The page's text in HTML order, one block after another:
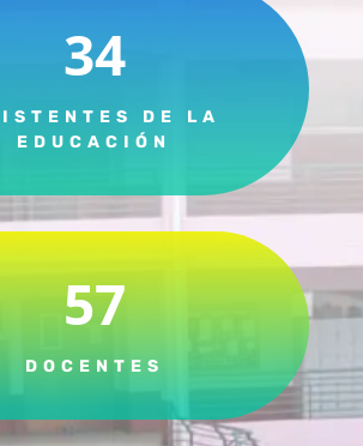
34
DE LA
EDUCACIÓN
57
DOCENTES